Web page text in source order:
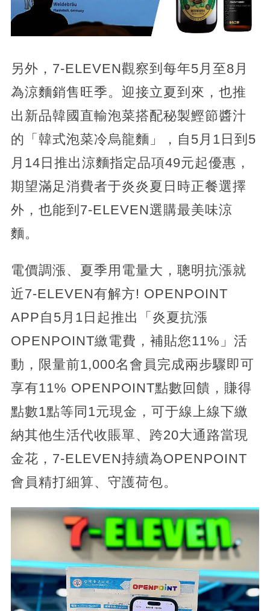
另外，7-ELEVEN觀察到每年5月至8月
為涼麵銷售旺季。迎接立夏到來，也推
出新品韓國直輸泡菜搭配秘製鰹節醬汁
的「韓式泡菜冷烏龍麵」，自5月1日到5
月14日推出涼麵指定品項49元起優惠，
期望滿足消費者于炎炎夏日時正餐選擇
外，也能到7-ELEVEN選購最美味涼
麵。
電價調漲、夏季用電量大，聰明抗漲就
近7-ELEVEN有解方! OPENPOINT
APP自5月1日起推出「炎夏抗漲
OPENPOINT繳電費，補貼您11%」活
動，限量前1,000名會員完成兩步驟即可
享有11% OPENPOINT點數回饋，賺得
點數1點等同1元現金，可于線上線下繳
納其他生活代收賬單、跨20大通路當現
金花，7-ELEVEN持續為OPENPOINT
會員精打細算、守護荷包。